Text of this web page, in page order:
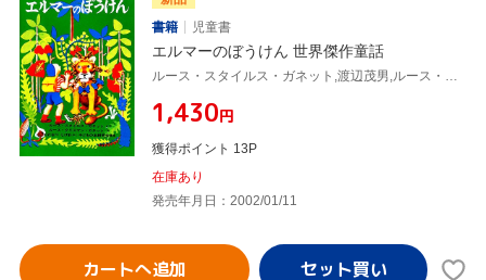
書籍
児童書
エルマーのぼうけん 世界傑作童話
ルース・スタイルス・ガネット,渡辺茂男,ルース・クリスマン・ガネット
¥1,430円
獲得ポイント 13P
在庫あり
発売年月日：2002/01/11
カートへ追加